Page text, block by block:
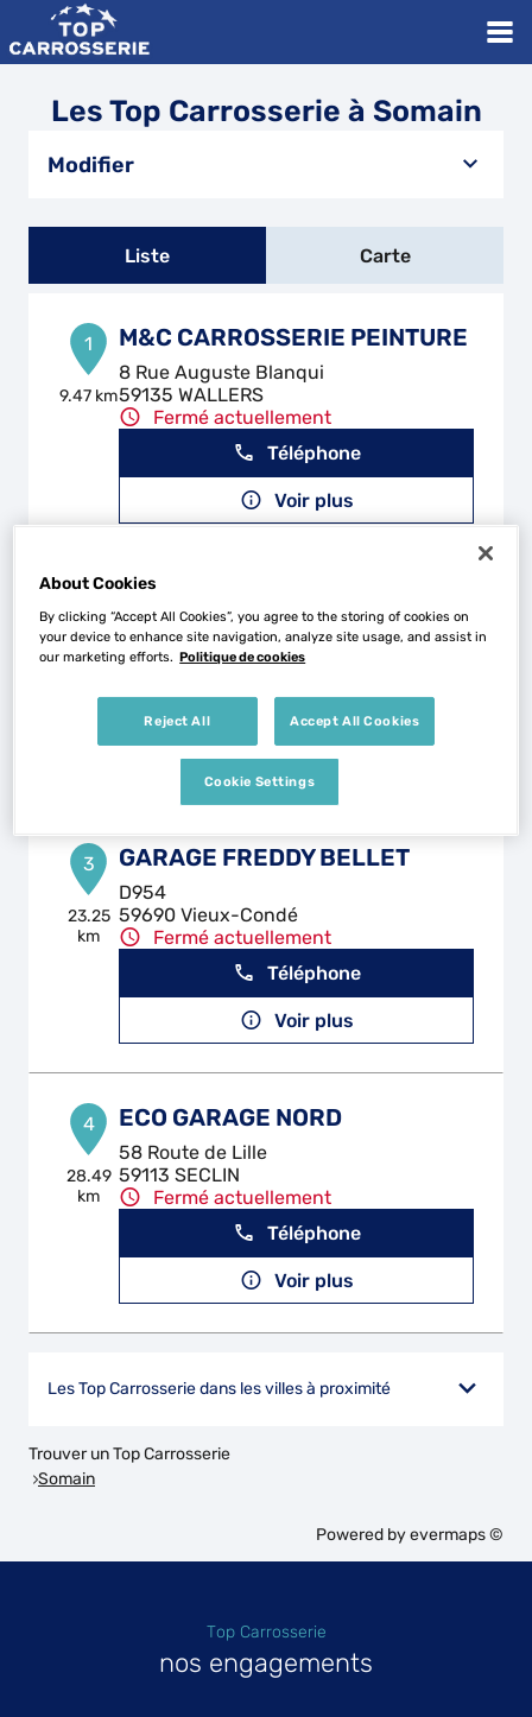
Les Top Carrosserie à Somain
Modifier
Liste Carte
1
9.47 km
M&C CARROSSERIE PEINTURE
8 Rue Auguste Blanqui
59135 WALLERS
Fermé actuellement
Téléphone
Voir plus
21.68
CARROSSERIE COUSSIN
Rue du Vieux Chemin de Vitry
62117 BREBIERES
Téléphone
Voir plus
3
23.25
km
GARAGE FREDDY BELLET
D954
59690 Vieux-Condé
Fermé actuellement
Téléphone
Voir plus
4
28.49
km
ECO GARAGE NORD
58 Route de Lille
59113 SECLIN
Fermé actuellement
Téléphone
Voir plus
Les Top Carrosserie dans les villes à proximité
Trouver un Top Carrosserie
Somain
Powered byevermaps ©
Top Carrosserie
nos engagements
About Cookies
By clicking “Accept All Cookies”, you agree to the storing of cookies on
your device to enhance site navigation, analyze site usage, and assist in
our marketing efforts. Politique de cookies
Reject All Accept All Cookies
Cookie Settings